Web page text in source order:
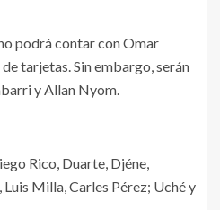
podrá contar con Omar
tarjetas. Sin embargo, serán
y Allan Nyom.
Rico, Duarte, Djéne,
Milla, Carles Pérez; Uché y